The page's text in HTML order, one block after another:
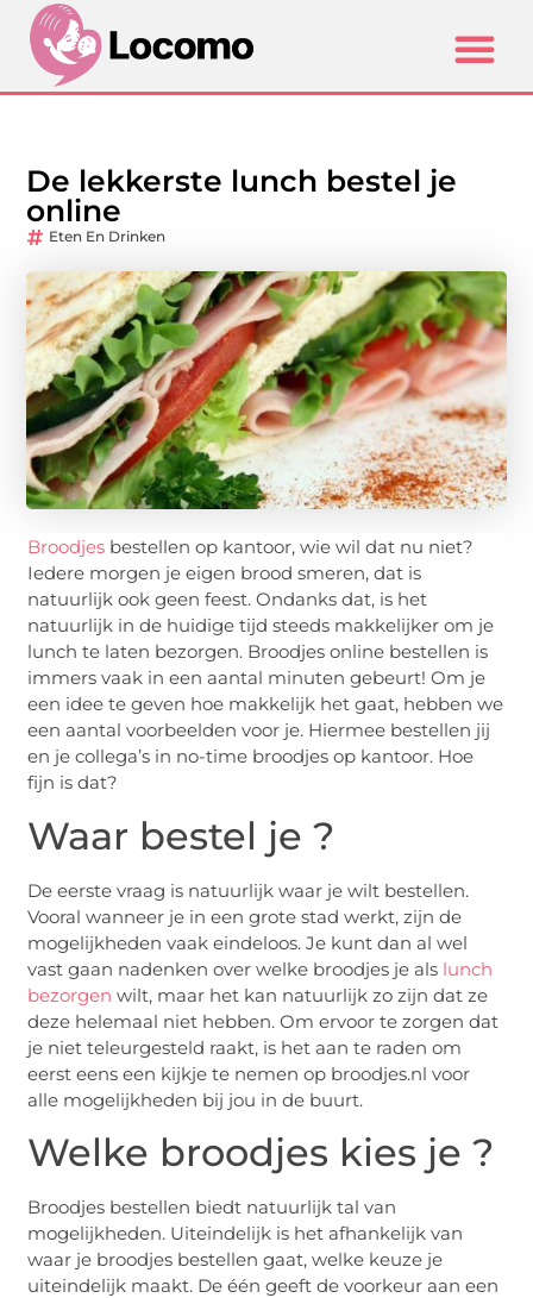
De lekkerste lunch bestel je
online
Eten En Drinken
Broodjes bestellen op kantoor, wie wil dat nu niet?
Iedere morgen je eigen brood smeren, dat is
natuurlijk ook geen feest. Ondanks dat, is het
natuurlijk in de huidige tijd steeds makkelijker om je
lunch te laten bezorgen. Broodjes online bestellen is
immers vaak in een aantal minuten gebeurt! Om je
een idee te geven hoe makkelijk het gaat, hebben we
een aantal voorbeelden voor je. Hiermee bestellen jij
en je collega’s in no-time broodjes op kantoor. Hoe
fijn is dat?
Waar bestel je ?
De eerste vraag is natuurlijk waar je wilt bestellen.
Vooral wanneer je in een grote stad werkt, zijn de
mogelijkheden vaak eindeloos. Je kunt dan al wel
vast gaan nadenken over welke broodjes je als lunch
bezorgen wilt, maar het kan natuurlijk zo zijn dat ze
deze helemaal niet hebben. Om ervoor te zorgen dat
je niet teleurgesteld raakt, is het aan te raden om
eerst eens een kijkje te nemen op broodjes.nl voor
alle mogelijkheden bij jou in de buurt.
Welke broodjes kies je ?
Broodjes bestellen biedt natuurlijk tal van
mogelijkheden. Uiteindelijk is het afhankelijk van
waar je broodjes bestellen gaat, welke keuze je
uiteindelijk maakt. De één geeft de voorkeur aan een